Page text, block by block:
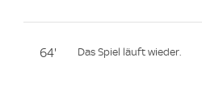
64' Das Spiel läuft wieder.